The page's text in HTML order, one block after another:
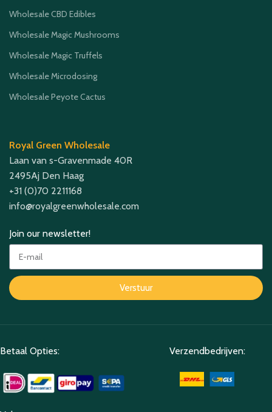
Wholesale CBD Edibles
Wholesale Magic Mushrooms
Wholesale Magic Truffels
Wholesale Microdosing
Wholesale Peyote Cactus
Royal Green Wholesale
Laan van s-Gravenmade 40R
2495Aj Den Haag
+31 (0)70 2211168
info@royalgreenwholesale.com
Join our newsletter!
Verstuur
Betaal Opties: Verzendbedrijven: